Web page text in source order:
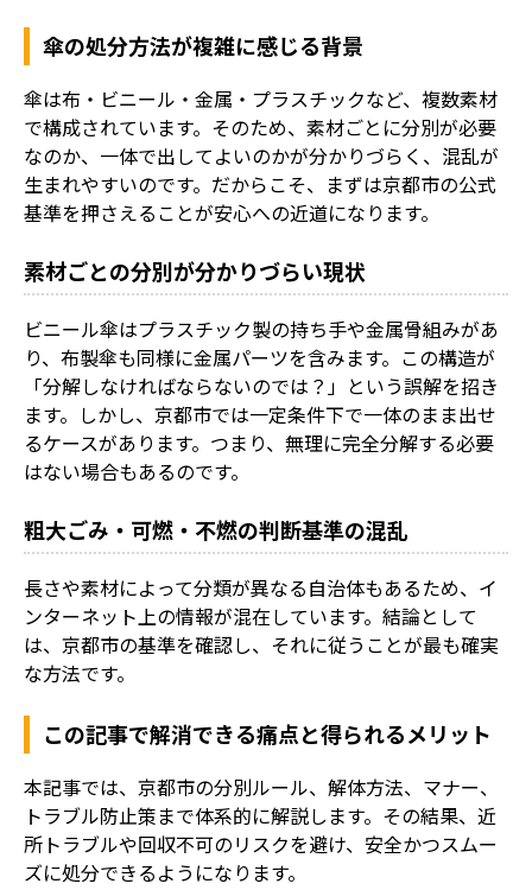
傘の処分方法が複雑に感じる背景
傘は布・ビニール・金属・プラスチックなど、複数素材
で構成されています。そのため、素材ごとに分別が必要
なのか、一体で出してよいのかが分かりづらく、混乱が
生まれやすいのです。だからこそ、まずは京都市の公式
基準を押さえることが安心への近道になります。
素材ごとの分別が分かりづらい現状
ビニール傘はプラスチック製の持ち手や金属骨組みがあ
り、布製傘も同様に金属パーツを含みます。この構造が
「分解しなければならないのでは？」という誤解を招き
ます。しかし、京都市では一定条件下で一体のまま出せ
るケースがあります。つまり、無理に完全分解する必要
はない場合もあるのです。
粗大ごみ・可燃・不燃の判断基準の混乱
長さや素材によって分類が異なる自治体もあるため、イ
ンターネット上の情報が混在しています。結論として
は、京都市の基準を確認し、それに従うことが最も確実
な方法です。
この記事で解消できる痛点と得られるメリット
本記事では、京都市の分別ルール、解体方法、マナー、
トラブル防止策まで体系的に解説します。その結果、近
所トラブルや回収不可のリスクを避け、安全かつスムー
ズに処分できるようになります。